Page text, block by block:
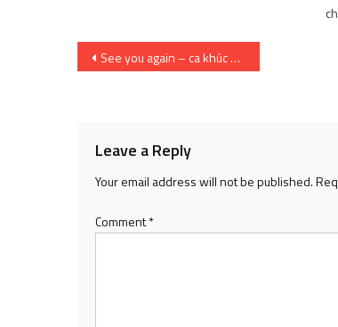
Post
See you again – ca khúc bất hủ chạm đến trái tim nhiều người
Leave a Reply
Your email address will not be published.
Comment*